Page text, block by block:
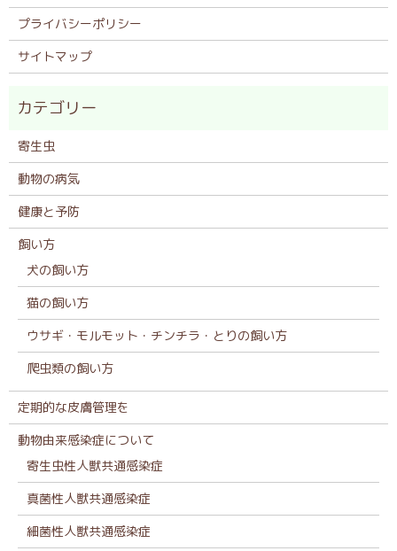
プライバシーポリシー
サイトマップ
寄生虫
動物の病気
健康と予防
飼い方
犬の飼い方
猫の飼い方
ウサギ・モルモット・チンチラ・とりの飼い方
爬虫類の飼い方
定期的な皮膚管理を
動物由来感染症について
寄生虫性人獣共通感染症
真菌性人獣共通感染症
細菌性人獣共通感染症